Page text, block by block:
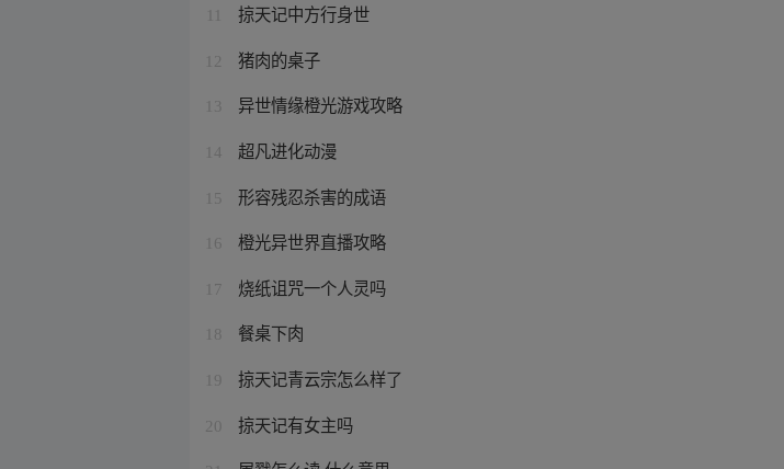
掠天记中方行身世
12 猪肉的桌子
13 异世情缘橙光游戏攻略
14 超凡进化动漫
15 形容残忍杀害的成语
16 橙光异世界直播攻略
17 烧纸诅咒一个人灵吗
18 餐桌下肉
19 掠天记青云宗怎么样了
20 掠天记有女主吗